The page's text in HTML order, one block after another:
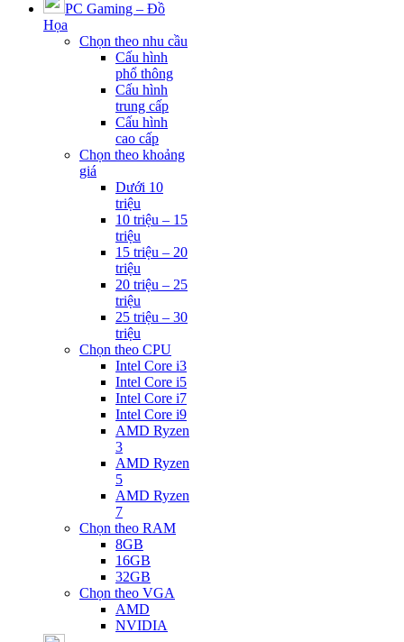
PC Gaming – Đồ
Họa
Chọn theo nhu cầu
Cấu hình
phổ thông
Cấu hình
trung cấp
Cấu hình
cao cấp
Chọn theo khoảng
giá
Dưới 10
triệu
10 triệu – 15
triệu
15 triệu – 20
triệu
20 triệu – 25
triệu
25 triệu – 30
triệu
Chọn theo CPU
Intel Core i3
Intel Core i5
Intel Core i7
Intel Core i9
AMD Ryzen
3
AMD Ryzen
5
AMD Ryzen
7
Chọn theo RAM
8GB
16GB
32GB
Chọn theo VGA
AMD
NVIDIA